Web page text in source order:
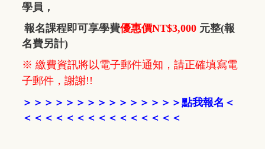
學員，
報名課程即可享學費優惠價NT$3,000 元整(報
名費另計)
※ 繳費資訊將以電子郵件通知，請正確填寫電
子郵件，謝謝!!
＞ ＞ ＞ ＞ ＞ ＞ ＞ ＞ ＞ ＞ ＞ ＞ ＞ ＞ ＞點我報名 ＜
＜＜＜ ＜＜＜ ＜ ＜ ＜＜＜ ＜ ＜ ＜ ＜